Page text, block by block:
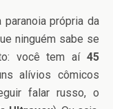
própria da
ninguém sabe se
você tem aí 45
alívios cômicos
falar russo, o